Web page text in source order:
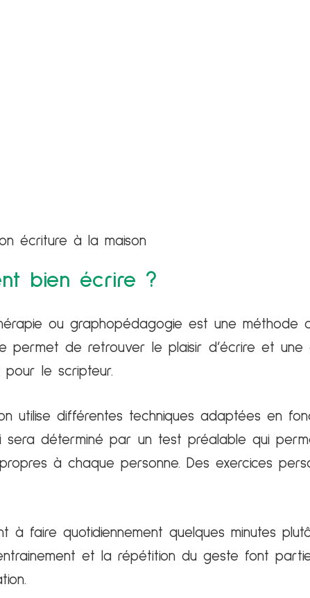
écriture à la maison
bien écrire ?
ou graphopédagogie est une méthode
permet de retrouver le plaisir d’écrire et
pour le scripteur.
utilise différentes techniques adaptées en
sera déterminé par un test préalable qui
à chaque personne. Des exercices
à faire quotidiennement quelques minutes
et la répétition du geste font